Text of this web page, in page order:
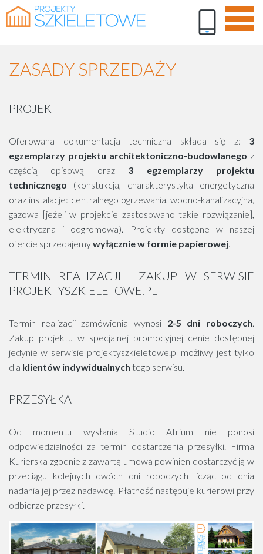
ZASADY SPRZEDAŻY
PROJEKT
Oferowana dokumentacja techniczna składa się z: 3
egzemplarzy projektu architektoniczno-budowlanego z
częścią opisową oraz 3 egzemplarzy projektu
technicznego (konstukcja, charakterystyka energetyczna
oraz instalacje: centralnego ogrzewania, wodno-kanalizacyjna,
gazowa [jeżeli w projekcie zastosowano takie rozwiązanie],
elektryczna i odgromowa). Projekty dostępne w naszej
ofercie sprzedajemywyłącznie w formie papierowej.
TERMIN REALIZACJI I ZAKUP W SERWISIE
PROJEKTYSZKIELETOWE.PL
Termin realizacji zamówienia wynosi 2-5 dni roboczych.
Zakup projektu w specjalnej promocyjnej cenie dostępnej
jedynie w serwisie projektyszkieletowe.pl możliwy jest tylko
dla klientów indywidualnych tego serwisu.
PRZESYŁKA
Od momentu wysłania Studio Atrium nie ponosi
odpowiedzialności za termin dostarczenia przesyłki. Firma
Kurierska zgodnie z zawartą umową powinien dostarczyć ją w
przeciągu kolejnych dwóch dni roboczych licząc od dnia
nadania jej przez nadawcę. Płatność następuje kurierowi przy
odbiorze przesyłki.